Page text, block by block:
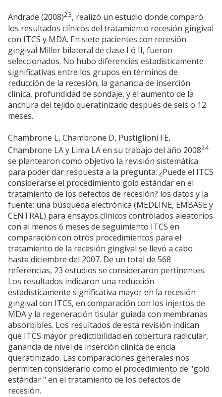
Andrade (2008)23, realizó un estudio donde comparó
los resultados clínicos del tratamiento recesión gingival
con ITCS y MDA. En siete pacientes con recesión
gingival Miller bilateral de clase I ó II, fueron
seleccionados. No hubo diferencias estadísticamente
significativas entre los grupos en términos de
reducción de la recesión, la ganancia de inserción
clínica, profundidad de sondaje, y el aumento de la
anchura del tejido queratinizado después de seis o 12
meses.
Chambrone L, Chambrone D, Pustiglioni FE,
Chambrone LA y Lima LA en su trabajo del año 200824
se plantearon como objetivo la revisión sistemática
para poder dar respuesta a la pregunta: ¿Puede el ITCS
considerarse el procedimiento gold estándar en el
tratamiento de los defectos de recesión? los datos y la
fuente: una búsqueda electrónica (MEDLINE, EMBASE y
CENTRAL) para ensayos clínicos controlados aleatorios
con al menos 6 meses de seguimiento ITCS en
comparación con otros procedimientos para el
tratamiento de la recesión gingival se llevó a cabo
hasta diciembre del 2007. De un total de 568
referencias, 23 estudios se consideraron pertinentes.
Los resultados indicaron una reducción
estadísticamente significativa mayor en la recesión
gingival con ITCS, en comparación con los injertos de
MDA y la regeneración tisular guiada con membranas
absorbibles. Los resultados de esta revisión indican
que ITCS mayor predictibilidad en cobertura radicular,
ganancia de nivel de inserción clínica de encía
queratinizado. Las comparaciones generales nos
permiten considerarlo como el procedimiento de "gold
estándar " en el tratamiento de los defectos de
recesión.